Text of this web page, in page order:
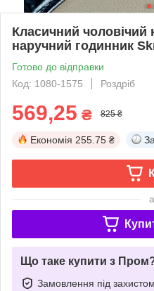
Класичний чоловічий
наручний годинник
Готово до відправки
Код: 1080-1575
Роздріб
569,25 ₴ 825 ₴
Економія 255.75 ₴
Що таке купити з
Замовлення під захистом